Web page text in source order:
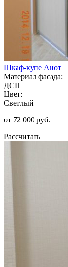
Шкаф-купе Анот
Материал фасада:
ДСП
Цвет:
Светлый
от 72 000 руб.
Рассчитать